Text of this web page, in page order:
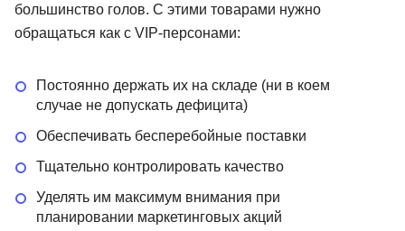
большинство голов. С этими товарами нужно
обращаться как с VIP-персонами:
Постоянно держать их на складе (ни в коем
случае не допускать дефицита)
Обеспечивать бесперебойные поставки
Тщательно контролировать качество
Уделять им максимум внимания при
планировании маркетинговых акций